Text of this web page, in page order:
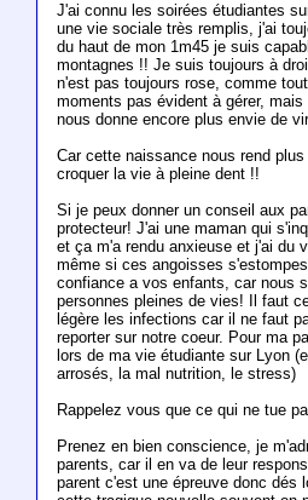
J'ai connu les soirées étudiantes
une vie sociale très remplis, j'ai
du haut de mon 1m45 je suis
montagnes !! Je suis toujours à
n'est pas toujours rose, comme
moments pas évident à gérer,
nous donne encore plus envie de
Car cette naissance nous rend
croquer la vie à pleine dent !!
Si je peux donner un conseil aux
protecteur! J'ai une maman qui
et ça m'a rendu anxieuse et j'ai du
même si ces angoisses
confiance a vos enfants, car nous
personnes pleines de vies! Il faut
légère les infections car il ne faut
reporter sur notre coeur. Pour ma
lors de ma vie étudiante sur Lyon
arrosés, la mal nutrition, le stress)
Rappelez vous que ce qui ne tue
Prenez en bien conscience, je
parents, car il en va de leur
parent c'est une épreuve donc dés